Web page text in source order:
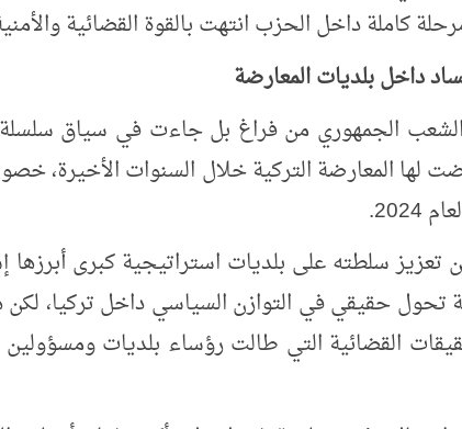
كاملة داخل الحزب انتهت بالقوة القضائية
داخل بلديات المعارضة
الجمهوري من فراغ بل جاءت في سياق
لها المعارضة التركية خلال السنوات الأخيرة،
2024
.
سلطته على بلديات استراتيجية كبرى أبرزها
تحول حقيقي في التوازن السياسي داخل تركيا، لكن
القضائية التي طالت رؤساء بلديات